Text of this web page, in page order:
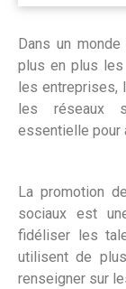
Dans un
plus en plus les
les entreprises,
les réseaux
essentielle pour
La promotion
sociaux est
fidéliser les
utilisent de
renseigner sur